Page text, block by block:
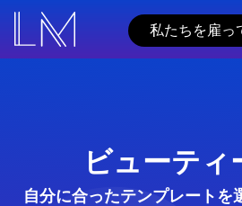
私たちを雇っ
ビューティ
自分に合ったテンプレートを